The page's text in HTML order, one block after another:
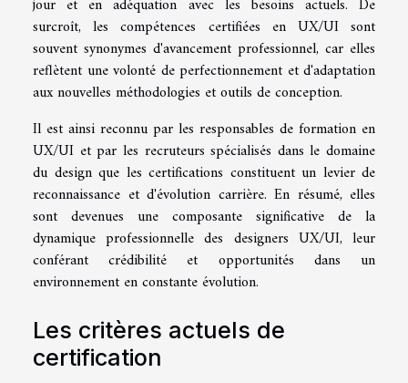
jour et en adéquation avec les besoins actuels. De
surcroît, les compétences certifiées en UX/UI sont
souvent synonymes d'avancement professionnel, car elles
reflètent une volonté de perfectionnement et d'adaptation
aux nouvelles méthodologies et outils de conception.
Il est ainsi reconnu par les responsables de formation en
UX/UI et par les recruteurs spécialisés dans le domaine
du design que les certifications constituent un levier de
reconnaissance et d'évolution carrière. En résumé, elles
sont devenues une composante significative de la
dynamique professionnelle des designers UX/UI, leur
conférant crédibilité et opportunités dans un
environnement en constante évolution.
Les critères actuels de
certification